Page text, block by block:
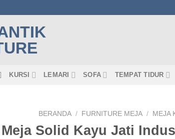
KURSI LEMARI SOFA TEMPAT TIDUR
BERANDA / FURNITURE MEJA / MEJA
Meja Solid Kayu Jati